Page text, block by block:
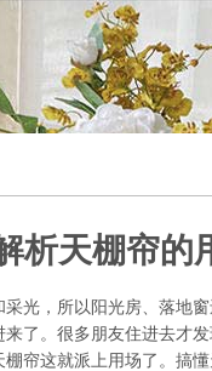
析天棚帘的
光，所以阳光房、落地
了。很多朋友住进去才
帘这就派上用场了。搞